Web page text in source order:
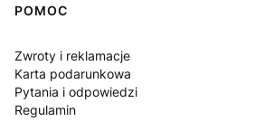
Linki w stopce
POMOC
Zwroty i reklamacje
Karta podarunkowa
Pytania i odpowiedzi
Regulamin